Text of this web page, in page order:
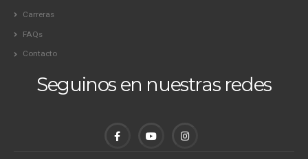
Carreras
FAQs
Contacto
Seguinos en nuestras redes